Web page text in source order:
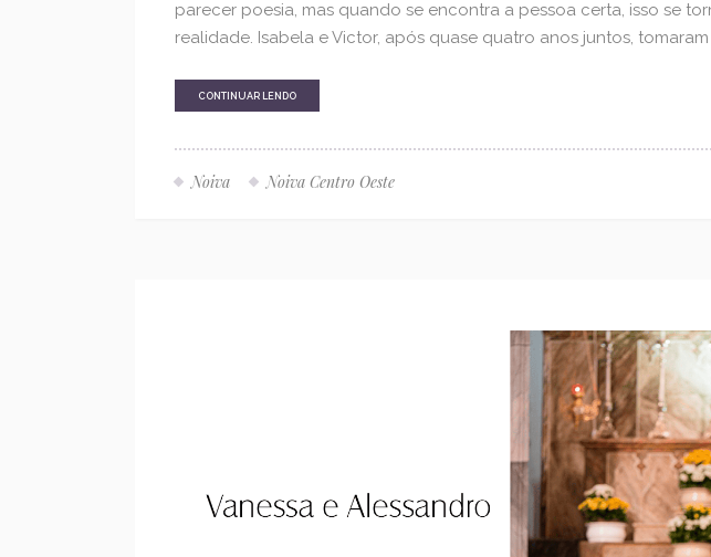
parecer poesia, mas quando se encontra a pessoa certa, isso se
realidade. Isabela e Victor, após quase quatro anos juntos, tomaram
CONTINUAR LENDO
Noiva Noiva Centro Oeste